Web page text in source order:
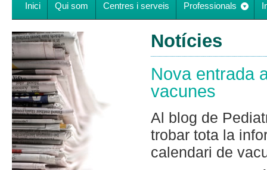
Inici Qui som Centres i serveis Professionals
Notícies
Nova entrada
vacunes
Al blog de
trobar tota la
calendari de